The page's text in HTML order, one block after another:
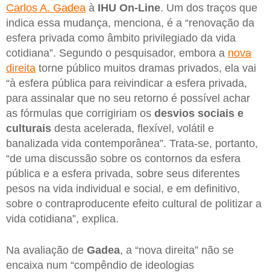
Carlos A. Gadea à IHU On-Line. Um dos traços que
indica essa mudança, menciona, é a “renovação da
esfera privada como âmbito privilegiado da vida
cotidiana”. Segundo o pesquisador, embora a nova
direita torne público muitos dramas privados, ela vai
“à esfera pública para reivindicar a esfera privada,
para assinalar que no seu retorno é possível achar
as fórmulas que corrigiriam os desvios sociais e
culturais desta acelerada, flexível, volátil e
banalizada vida contemporânea”. Trata-se, portanto,
“de uma discussão sobre os contornos da esfera
pública e a esfera privada, sobre seus diferentes
pesos na vida individual e social, e em definitivo,
sobre o contraproducente efeito cultural de politizar a
vida cotidiana”, explica.
Na avaliação de Gadea, a “nova direita” não se
encaixa num “compêndio de ideologias